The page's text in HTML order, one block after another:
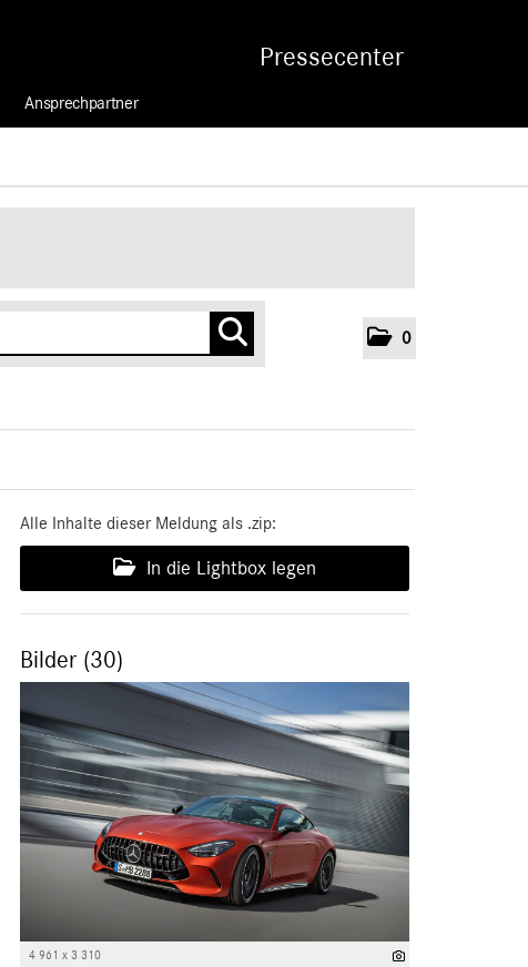
Pressecenter
0
Ansprechpartner
Alle Inhalte dieser Meldung als .zip:
In die Lightbox legen
Bilder (30)
4 961 x 3 310